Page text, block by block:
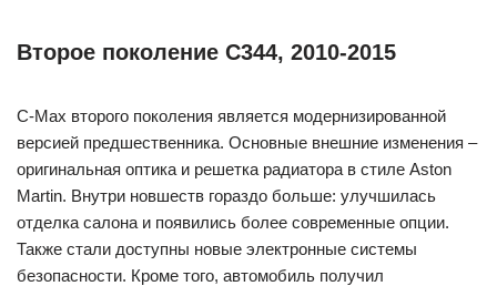
Второе поколение С344, 2010-2015
C-Max второго поколения является модернизированной
версией предшественника. Основные внешние изменения –
оригинальная оптика и решетка радиатора в стиле Aston
Martin. Внутри новшеств гораздо больше: улучшилась
отделка салона и появились более современные опции.
Также стали доступны новые электронные системы
безопасности. Кроме того, автомобиль получил